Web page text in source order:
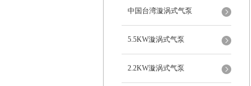
中国台湾漩涡式气泵
5.5KW漩涡式气泵
2.2KW漩涡式气泵